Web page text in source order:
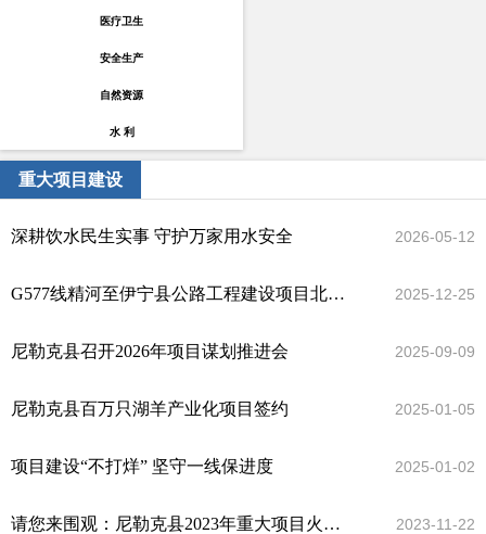
医疗卫生
安全生产
自然资源
水 利
重大项目建设
深耕饮水民生实事 守护万家用水安全 2026-05-12
G577线精河至伊宁县公路工程建设项目北天山隧道贯通 2025-12-25
尼勒克县召开2026年项目谋划推进会 2025-09-09
尼勒克县百万只湖羊产业化项目签约 2025-01-05
项目建设“不打烊” 坚守一线保进度 2025-01-02
请您来围观：尼勒克县2023年重大项目火热出炉！ 2023-11-22